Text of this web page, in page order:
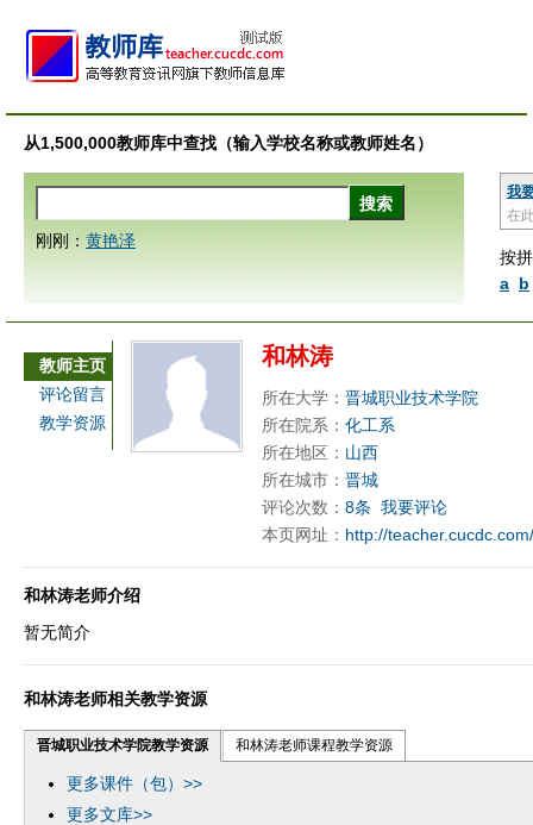
从1,500,000教师库中查找（输入学校名称或教师姓名）
我
在
按
a b
刚刚： 黄艳泽
教师主页
评论留言
教学资源
和林涛
所在大学： 晋城职业技术学院
所在院系： 化工系
所在地区： 山西
所在城市： 晋城
评论次数： 8条 我要评论
本页网址： http://
和林涛老师介绍
暂无简介
和林涛老师相关教学资源
晋城职业技术学院教学资源 和林涛老师课程教学资源
更多课件（包）>>
更多文库>>